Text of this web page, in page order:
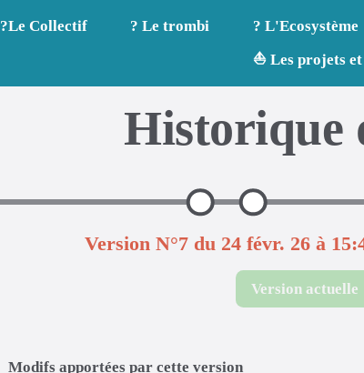
?️Le Collectif ? Le trombi ? L'Ecosystème
⛵ Les projets
Historique
Version N°7 du 24 févr. 26 à
Version actuelle
Modifs apportées par cette version